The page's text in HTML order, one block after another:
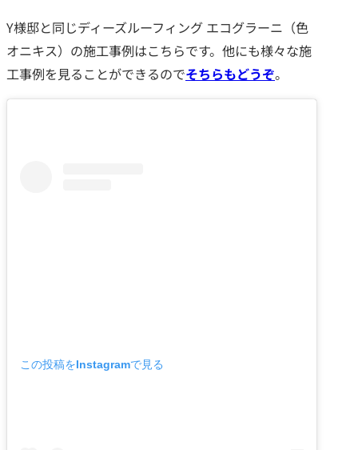
Y様邸と同じディーズルーフィング エコグラーニ（色
オニキス）の施工事例はこちらです。他にも様々な施
工事例を見ることができるのでそちらもどうぞ。
この投稿をInstagramで見る